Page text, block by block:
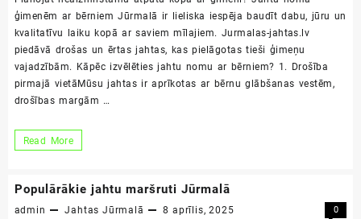
ģimenēm ar bērniem Jūrmalā ir lieliska iespēja baudīt dabu, jūru un
kvalitatīvu laiku kopā ar saviem mīlajiem. Jurmalas-jahtas.lv
piedāvā drošas un ērtas jahtas, kas pielāgotas tieši ģimeņu
vajadzībām. Kāpēc izvēlēties jahtu nomu ar bērniem? 1. Drošība
pirmajā vietāMūsu jahtas ir aprīkotas ar bērnu glābšanas vestēm,
drošības margām …
Jahtu
ģimenēm
Read More
Populārākie jahtu maršruti Jūrmalā
admin Jahtas Jūrmalā 8 aprīlis, 2025 0